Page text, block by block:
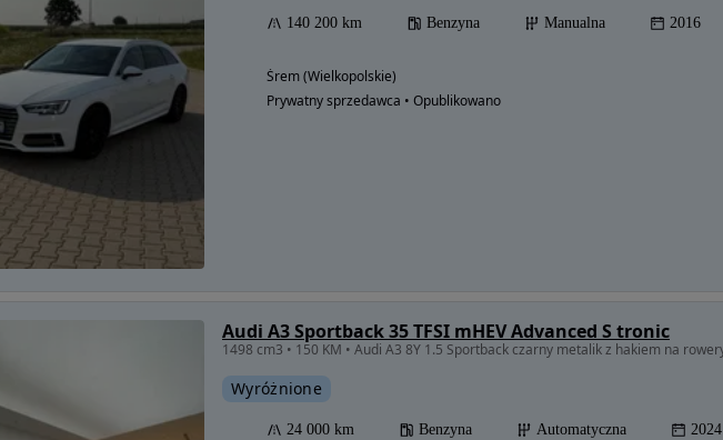
140 200 km Benzyna Manualna 2016
Śrem (Wielkopolskie)
Prywatny sprzedawca • Opublikowano
Audi A3 Sportback 35 TFSI mHEV Advanced S tronic
Wyróżnione
24 000 km Benzyna Automatyczna 2024